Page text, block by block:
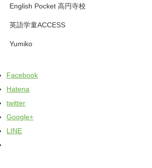
English Pocket 高円寺校
英語学童ACCESS
Yumiko
Facebook
Hatena
twitter
Google+
LINE